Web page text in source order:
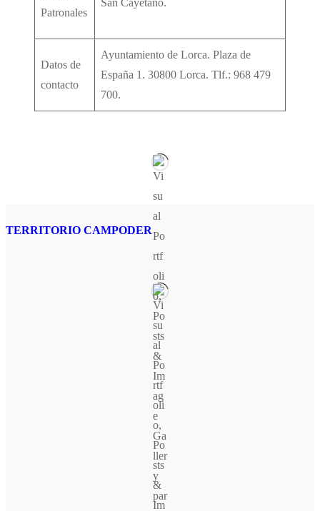
Patronales
Datos de
contacto
Ayuntamiento de Lorca. Plaza de
España 1. 30800 Lorca. Tlf.: 968 479
700.
TERRITORIO CAMPODER